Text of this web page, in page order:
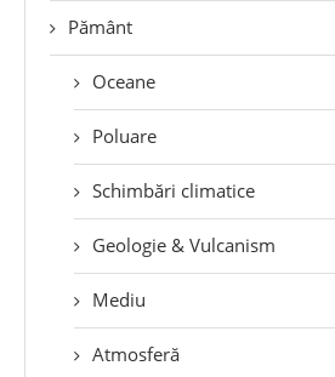
Pământ
Oceane
Poluare
Schimbări climatice
Geologie & Vulcanism
Mediu
Atmosferă